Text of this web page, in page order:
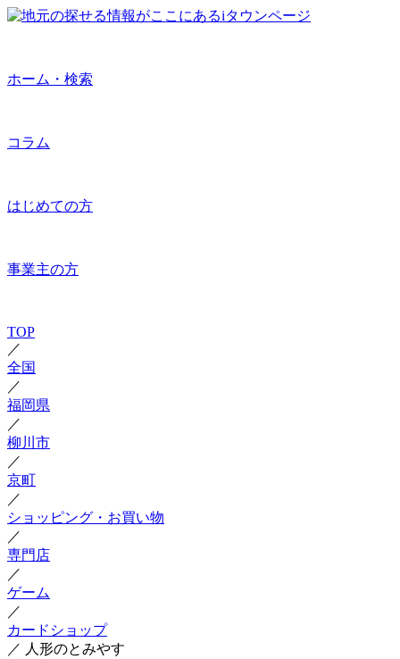
ホーム・検索
コラム
はじめての方
事業主の方
TOP
／
全国
／
福岡県
／
柳川市
／
京町
／
ショッピング・お買い物
／
専門店
／
ゲーム
／
カードショップ
／ 人形のとみやす